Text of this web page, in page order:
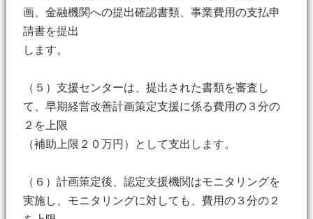
画、金融機関への提出確認書類、事業費用の支払申
請書を提出
します。
（５）支援センターは、提出された書類を審査し
て、早期経営改善計画策定支援に係る費用の３分の
２を上限
（補助上限２０万円）として支出します。
（６）計画策定後、認定支援機関はモニタリングを
実施し、モニタリングに対しても、費用の３分の２